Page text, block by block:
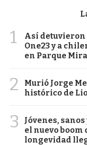
1
Así detuvieron
One23 y a
en Parque
2
Murió Jorge
histórico de
3
Jóvenes,
el nuevo boom
longevidad